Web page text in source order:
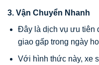
3. Vận Chuyển Nhanh
Đây là dịch vụ ưu tiên
giao gấp trong ngày
Với hình thức này, xe